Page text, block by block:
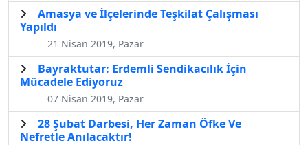
Amasya ve İlçelerinde Teşkilat Çalışması
Yapıldı
21 Nisan 2019, Pazar
Bayraktutar: Erdemli Sendikacılık İçin
Mücadele Ediyoruz
07 Nisan 2019, Pazar
28 Şubat Darbesi, Her Zaman Öfke Ve
Nefretle Anılacaktır!